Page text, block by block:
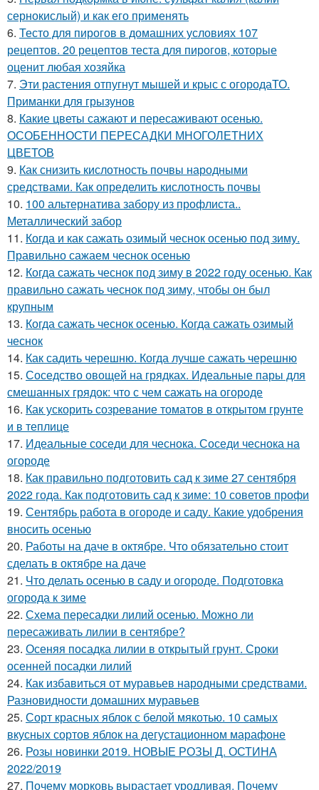
сернокислый) и как его применять
6. Тесто для пирогов в домашних условиях 107
рецептов. 20 рецептов теста для пирогов, которые
оценит любая хозяйка
7. Эти растения отпугнут мышей и крыс с огородаТО.
Приманки для грызунов
8. Какие цветы сажают и пересаживают осенью.
ОСОБЕННОСТИ ПЕРЕСАДКИ МНОГОЛЕТНИХ
ЦВЕТОВ
9. Как снизить кислотность почвы народными
средствами. Как определить кислотность почвы
10. 100 альтернатива забору из профлиста..
Металлический забор
11. Когда и как сажать озимый чеснок осенью под зиму.
Правильно сажаем чеснок осенью
12. Когда сажать чеснок под зиму в 2022 году осенью. Как
правильно сажать чеснок под зиму, чтобы он был
крупным
13. Когда сажать чеснок осенью. Когда сажать озимый
чеснок
14. Как садить черешню. Когда лучше сажать черешню
15. Соседство овощей на грядках. Идеальные пары для
смешанных грядок: что с чем сажать на огороде
16. Как ускорить созревание томатов в открытом грунте
и в теплице
17. Идеальные соседи для чеснока. Соседи чеснока на
огороде
18. Как правильно подготовить сад к зиме 27 сентября
2022 года. Как подготовить сад к зиме: 10 советов профи
19. Сентябрь работа в огороде и саду. Какие удобрения
вносить осенью
20. Работы на даче в октябре. Что обязательно стоит
сделать в октябре на даче
21. Что делать осенью в саду и огороде. Подготовка
огорода к зиме
22. Схема пересадки лилий осенью. Можно ли
пересаживать лилии в сентябре?
23. Осеняя посадка лилии в открытый грунт. Сроки
осенней посадки лилий
24. Как избавиться от муравьев народными средствами.
Разновидности домашних муравьев
25. Сорт красных яблок с белой мякотью. 10 самых
вкусных сортов яблок на дегустационном марафоне
26. Розы новинки 2019. НОВЫЕ РОЗЫ Д. ОСТИНА
2022/2019
27. Почему морковь вырастает уродливая. Почему